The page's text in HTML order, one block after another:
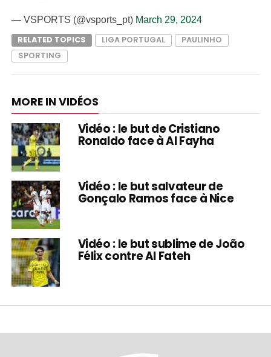
— VSPORTS (@vsports_pt) March 29, 2024
RELATED TOPICS
LIGA PORTUGAL
PAULINHO
SPORTING
MORE IN VIDÉOS
Vidéo : le but de Cristiano
Ronaldo face à Al Fayha
Vidéo : le but salvateur de
Gonçalo Ramos face à Nice
Vidéo : le but sublime de João
Félix contre Al Fateh